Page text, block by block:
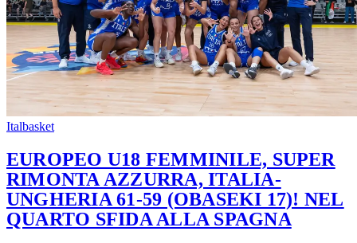
Italbasket
EUROPEO U18 FEMMINILE, SUPER
RIMONTA AZZURRA, ITALIA-
UNGHERIA 61-59 (OBASEKI 17)! NEL
QUARTO SFIDA ALLA SPAGNA